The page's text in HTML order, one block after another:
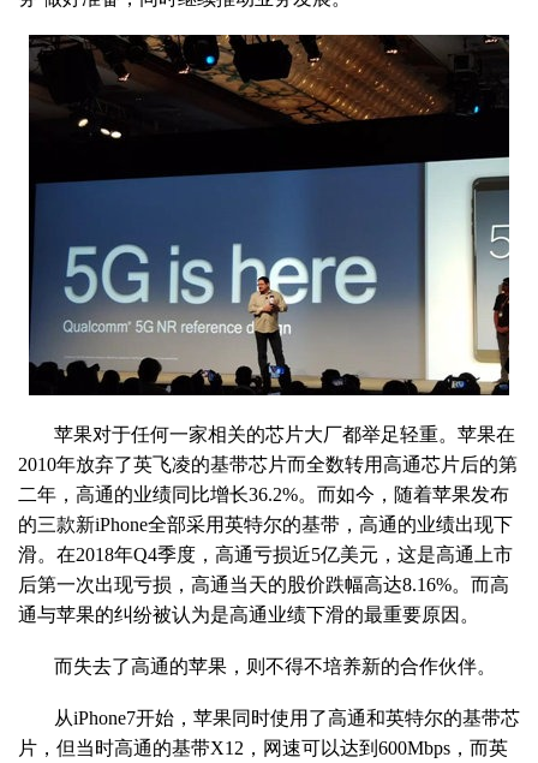
苹果对于任何一家相关的芯片大厂都举足轻重。苹果在
2010年放弃了英飞凌的基带芯片而全数转用高通芯片后的第
二年，高通的业绩同比增长36.2%。而如今，随着苹果发布
的三款新iPhone全部采用英特尔的基带，高通的业绩出现下
滑。在2018年Q4季度，高通亏损近5亿美元，这是高通上市
后第一次出现亏损，高通当天的股价跌幅高达8.16%。而高
通与苹果的纠纷被认为是高通业绩下滑的最重要原因。
而失去了高通的苹果，则不得不培养新的合作伙伴。
从iPhone7开始，苹果同时使用了高通和英特尔的基带芯
片，但当时高通的基带X12，网速可以达到600Mbps，而英